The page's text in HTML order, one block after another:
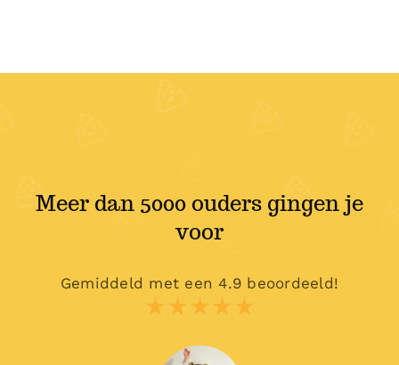
Meer dan 5000 ouders gingen je
voor
Gemiddeld met een 4.9 beoordeeld!